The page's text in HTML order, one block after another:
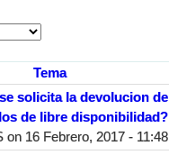
Tema
solicita la devolucion de
de libre disponibilidad?
on 16 Febrero, 2017 - 11:48